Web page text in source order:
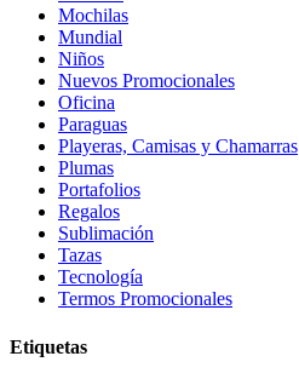
Mochilas
Mundial
Niños
Nuevos Promocionales
Oficina
Paraguas
Playeras, Camisas y Chamarras
Plumas
Portafolios
Regalos
Sublimación
Tazas
Tecnología
Termos Promocionales
Etiquetas